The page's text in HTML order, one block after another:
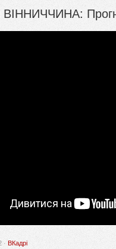
ВІННИЧЧИНА:
· ВКадрі